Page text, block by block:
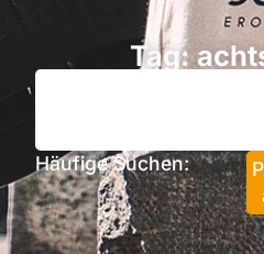
Tag:
Häufige Suchen: